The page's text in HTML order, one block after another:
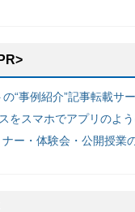
“事例紹介”記事転載サ
をスマホでアプリのよ
ー・体験会・公開授業